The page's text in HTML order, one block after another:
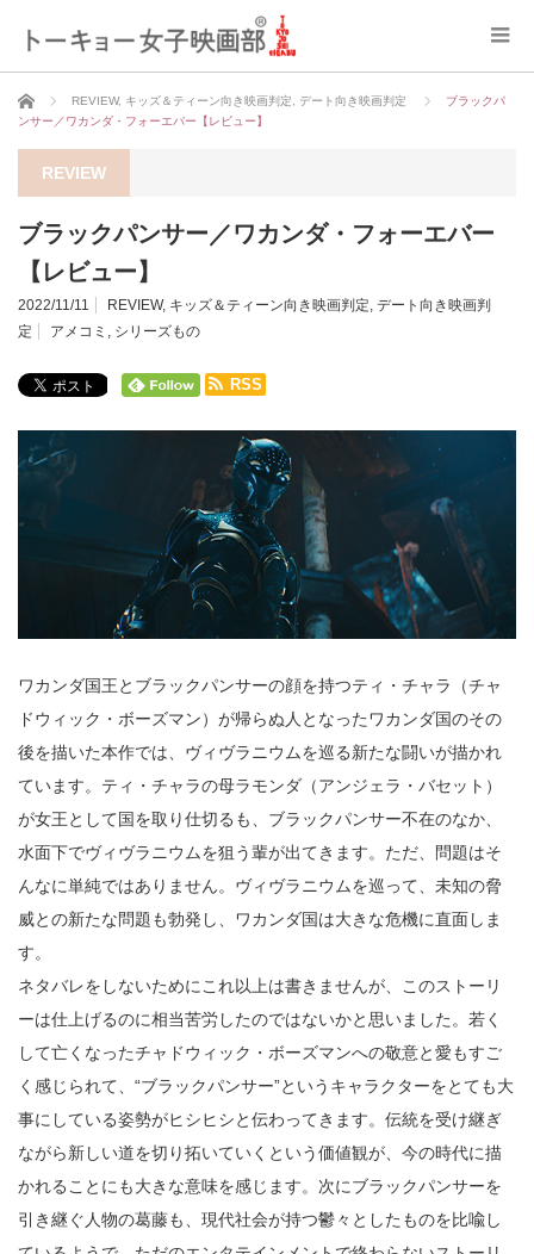
ホーム REVIEW, キッズ＆ティーン向き映画判定 デート向き映画判定
ブラックパ
ンサー／ワカンダ・フォーエバー【レビュー】
REVIEW
ブラックパンサー／ワカンダ・フォーエバー
【レビュー】
2022/11/11 REVIEW, キッズ＆ティーン向き映画判定, デート向き映画判
定
アメコミ , シリーズもの
RSS
ワカンダ国王とブラックパンサーの顔を持つティ・チャラ（チャ
ドウィック・ボーズマン）が帰らぬ人となったワカンダ国のその
後を描いた本作では、ヴィヴラニウムを巡る新たな闘いが描かれ
ています。ティ・チャラの母ラモンダ（アンジェラ・バセット）
が女王として国を取り仕切るも、ブラックパンサー不在のなか、
水面下でヴィヴラニウムを狙う輩が出てきます。ただ、問題はそ
んなに単純ではありません。ヴィヴラニウムを巡って、未知の脅
威との新たな問題も勃発し、ワカンダ国は大きな危機に直面しま
す。
ネタバレをしないためにこれ以上は書きませんが、このストーリ
ーは仕上げるのに相当苦労したのではないかと思いました。若く
して亡くなったチャドウィック・ボーズマンへの敬意と愛もすご
く感じられて、“ブラックパンサー”というキャラクターをとても大
事にしている姿勢がヒシヒシと伝わってきます。伝統を受け継ぎ
ながら新しい道を切り拓いていくという価値観が、今の時代に描
かれることにも大きな意味を感じます。次にブラックパンサーを
引き継ぐ人物の葛藤も、現代社会が持つ鬱々としたものを比喩し